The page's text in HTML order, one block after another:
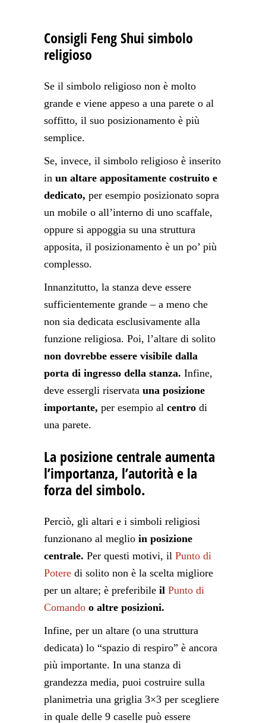
Consigli Feng Shui simbolo
religioso
Se il simbolo religioso non è molto
grande e viene appeso a una parete o al
soffitto, il suo posizionamento è più
semplice.
Se, invece, il simbolo religioso è inserito
in un altare appositamente costruito e
dedicato, per esempio posizionato sopra
un mobile o all’interno di uno scaffale,
oppure si appoggia su una struttura
apposita, il posizionamento è un po’ più
complesso.
Innanzitutto, la stanza deve essere
sufficientemente grande – a meno che
non sia dedicata esclusivamente alla
funzione religiosa. Poi, l’altare di solito
non dovrebbe essere visibile dalla
porta di ingresso della stanza. Infine,
deve essergli riservata una posizione
importante, per esempio al centro di
una parete.
La posizione centrale aumenta
l’importanza, l’autorità e la
forza del simbolo.
Perciò, gli altari e i simboli religiosi
funzionano al meglio in posizione
centrale. Per questi motivi, il Punto di
Potere di solito non è la scelta migliore
per un altare; è preferibile il Punto di
Comando o altre posizioni.
Infine, per un altare (o una struttura
dedicata) lo “spazio di respiro” è ancora
più importante. In una stanza di
grandezza media, puoi costruire sulla
planimetria una griglia 3×3 per scegliere
in quale delle 9 caselle può essere